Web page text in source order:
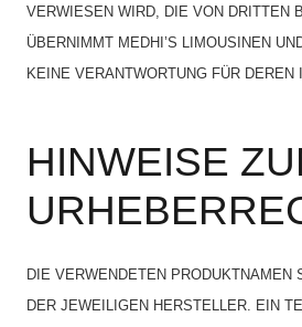
VERWIESEN WIRD, DIE VON DRITTEN
ÜBERNIMMT MEDHI’S LIMOUSINEN
KEINE VERANTWORTUNG FÜR DEREN
HINWEISE
DIE VERWENDETEN PRODUKTNAMEN
DER JEWEILIGEN HERSTELLER. EIN